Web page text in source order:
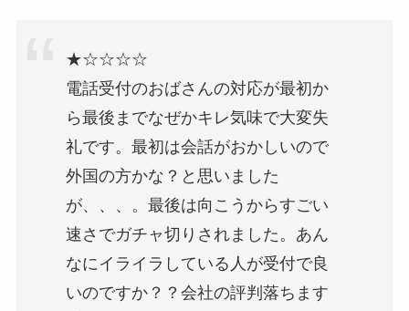
★☆☆☆☆
電話受付のおばさんの対応が最初か
ら最後までなぜかキレ気味で大変失
礼です。最初は会話がおかしいので
外国の方かな？と思いました
が、、、。最後は向こうからすごい
速さでガチャ切りされました。あん
なにイライラしている人が受付で良
いのですか？？会社の評判落ちます